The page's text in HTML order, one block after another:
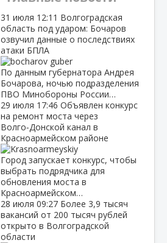
31 июля 12:11 Волгоградская
область под ударом: Бочаров
озвучил данные о последствиях
атаки БПЛА
По данным губернатора Андрея
Бочарова, ночью подразделения
ПВО Минобороны России…
29 июля 17:46 Объявлен конкурс
на ремонт моста через
Волго‑Донской канал в
Красноармейском районе
Город запускает конкурс, чтобы
выбрать подрядчика для
обновления моста в
Красноармейском…
28 июля 09:27 Более 3,9 тысяч
вакансий от 200 тысяч рублей
открыто в Волгоградской
области